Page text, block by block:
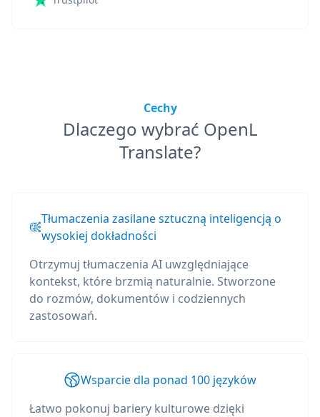
Cechy
Dlaczego wybrać OpenL
Translate?
Tłumaczenia zasilane sztuczną inteligencją o
wysokiej dokładności
Otrzymuj tłumaczenia AI uwzględniające
kontekst, które brzmią naturalnie. Stworzone
do rozmów, dokumentów i codziennych
zastosowań.
Wsparcie dla ponad 100 języków
Łatwo pokonuj bariery kulturowe dzięki